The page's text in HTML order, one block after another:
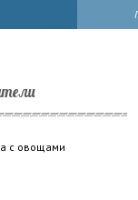
с овощами